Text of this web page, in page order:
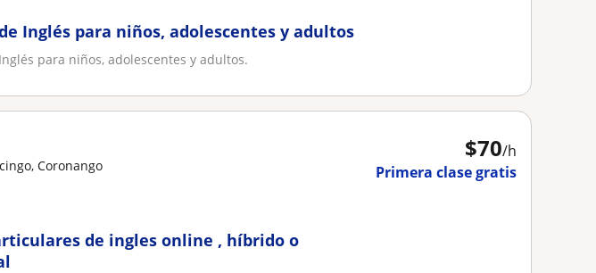
Inglés para niños, adolescentes y adultos
para niños, adolescentes y adultos.
$70/h
Primera clase gratis
Coronango
de ingles online , híbrido o